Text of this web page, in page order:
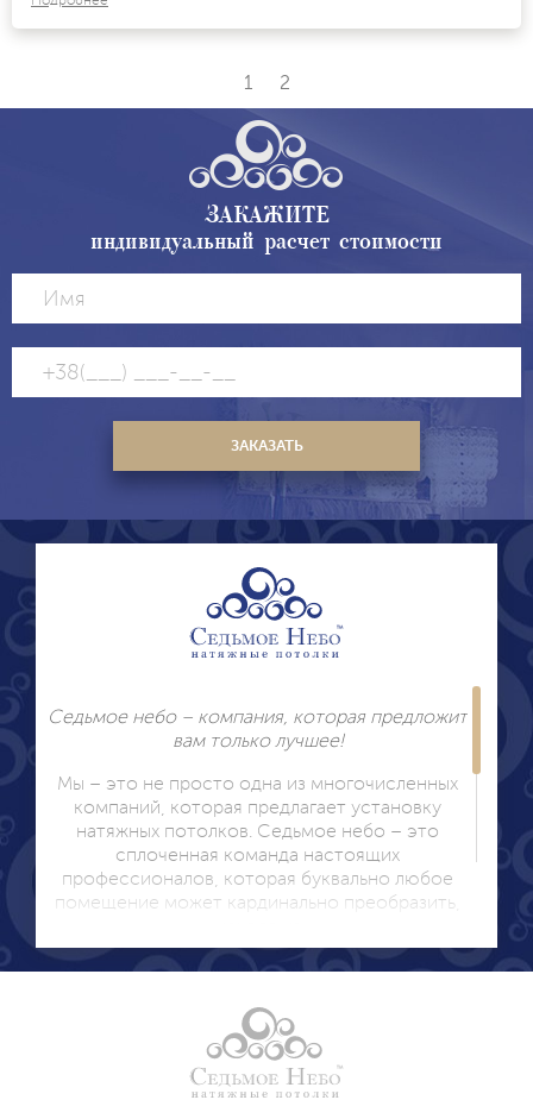
1 2
ЗАКАЖИТЕ
индивидуальный расчет стоимости
Седьмое небо – компания, которая предложит
вам только лучшее!
Мы – это не просто одна из многочисленных
компаний, которая предлагает установку
натяжных потолков. Седьмое небо – это
сплоченная команда настоящих
профессионалов, которая буквально любое
помещение может кардинально преобразить,
ваших пожеланий! Многие салоны натяжных
потолков предлагают установку данных
предпочтение именно компании Седьмое
небо? Потому что:
Мы сотрудничаем исключительно с лучшим